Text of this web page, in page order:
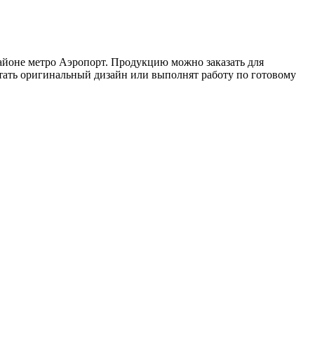
метро Аэропорт. Продукцию можно заказать для
оригинальный дизайн или выполнят работу по готовому